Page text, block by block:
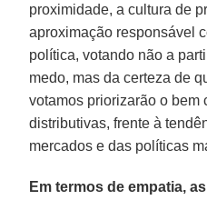
proximidade, a cultura de
aproximação responsável
política, votando não a
medo, mas da certeza de
votamos priorizarão o bem
distributivas, frente à
mercados e das políticas
Em termos de empatia,